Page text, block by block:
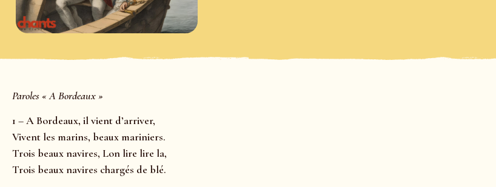
Paroles « A Bordeaux »
1 – A Bordeaux, il vient d’arriver,
Vivent les marins, beaux mariniers.
Trois beaux navires, Lon lire lire la,
Trois beaux navires chargés de blé.